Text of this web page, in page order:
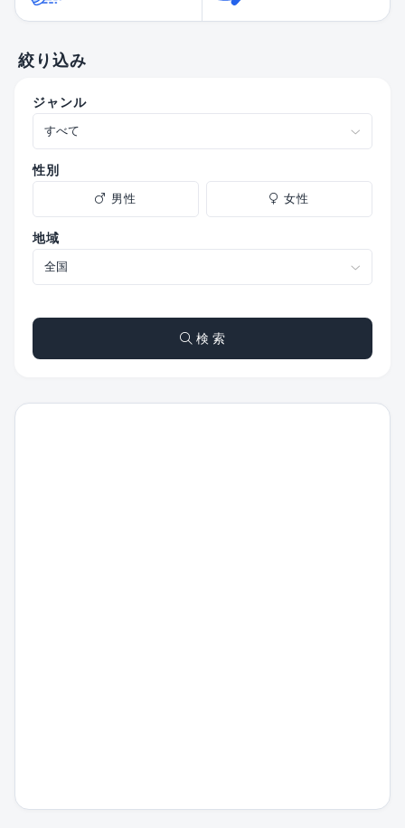
絞り込み
ジャンル
性別
男性 女性
地域
検 索